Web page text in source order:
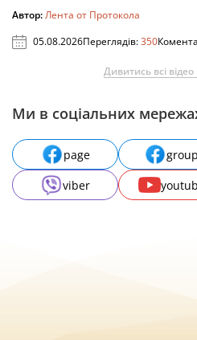
Автор:Лента от Протокола
05.08.2026Переглядів:350
Дивитись всі відео
Ми в соціальних
page group
viber